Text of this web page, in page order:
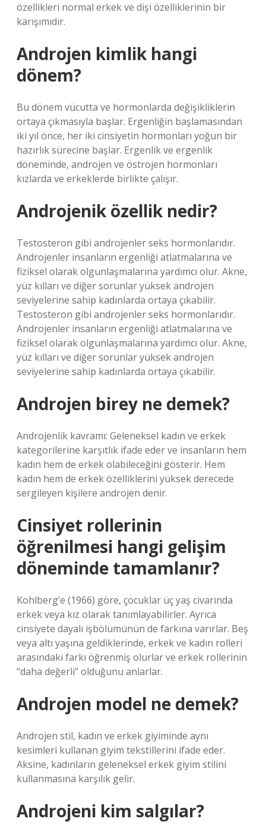
özellikleri normal erkek ve dişi özelliklerinin bir
karışımıdır.
Androjen kimlik hangi
dönem?
Bu dönem vücutta ve hormonlarda değişikliklerin
ortaya çıkmasıyla başlar. Ergenliğin başlamasından
iki yıl önce, her iki cinsiyetin hormonları yoğun bir
hazırlık sürecine başlar. Ergenlik ve ergenlik
döneminde, androjen ve östrojen hormonları
kızlarda ve erkeklerde birlikte çalışır.
Androjenik özellik nedir?
Testosteron gibi androjenler seks hormonlarıdır.
Androjenler insanların ergenliği atlatmalarına ve
fiziksel olarak olgunlaşmalarına yardımcı olur. Akne,
yüz kılları ve diğer sorunlar yüksek androjen
seviyelerine sahip kadınlarda ortaya çıkabilir.
Testosteron gibi androjenler seks hormonlarıdır.
Androjenler insanların ergenliği atlatmalarına ve
fiziksel olarak olgunlaşmalarına yardımcı olur. Akne,
yüz kılları ve diğer sorunlar yüksek androjen
seviyelerine sahip kadınlarda ortaya çıkabilir.
Androjen birey ne demek?
Androjenlik kavramı: Geleneksel kadın ve erkek
kategorilerine karşıtlık ifade eder ve insanların hem
kadın hem de erkek olabileceğini gösterir. Hem
kadın hem de erkek özelliklerini yüksek derecede
sergileyen kişilere androjen denir.
Cinsiyet rollerinin
öğrenilmesi hangi gelişim
döneminde tamamlanır?
Kohlberg’e (1966) göre, çocuklar üç yaş civarında
erkek veya kız olarak tanımlayabilirler. Ayrıca
cinsiyete dayalı işbölümünün de farkına varırlar. Beş
veya altı yaşına geldiklerinde, erkek ve kadın rolleri
arasındaki farkı öğrenmiş olurlar ve erkek rollerinin
“daha değerli” olduğunu anlarlar.
Androjen model ne demek?
Androjen stil, kadın ve erkek giyiminde aynı
kesimleri kullanan giyim tekstillerini ifade eder.
Aksine, kadınların geleneksel erkek giyim stilini
kullanmasına karşılık gelir.
Androjeni kim salgılar?